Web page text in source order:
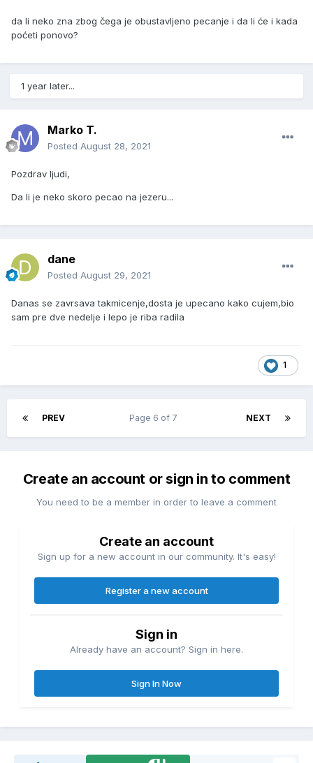
da li neko zna zbog čega je obustavljeno pecanje i da li će i kada
poćeti ponovo?
1 year later...
Marko T.
Posted August 28, 2021
Pozdrav ljudi,
Da li je neko skoro pecao na jezeru...
dane
Posted August 29, 2021
Danas se zavrsava takmicenje,dosta je upecano kako cujem,bio
sam pre dve nedelje i lepo je riba radila
1
PREV NEXT
Page 6 of 7
Create an account or sign in to comment
You need to be a member in order to leave a comment
Create an account
Sign up for a new account in our community. It's easy!
Register a new account
Sign in
Already have an account? Sign in here.
Sign In Now